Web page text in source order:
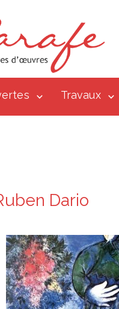
Travaux
Dario